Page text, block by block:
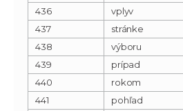
436 vplyv
437
stránke
438
výboru
439
prípad
440
rokom
441
pohľad